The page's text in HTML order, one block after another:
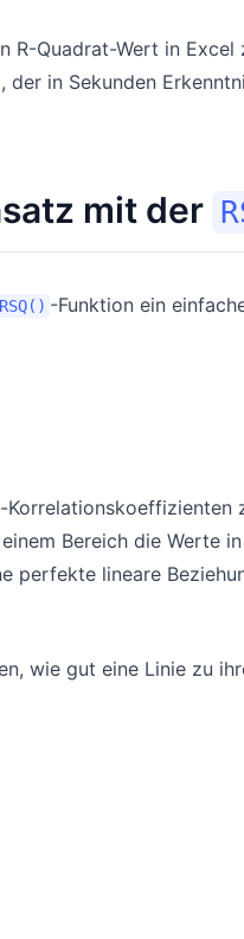
Quadrat-Wert in Excel
in Sekunden
mit der
RSQ() -Funktion ein
Bereich die Werte
perfekte lineare
wie gut eine Linie zu